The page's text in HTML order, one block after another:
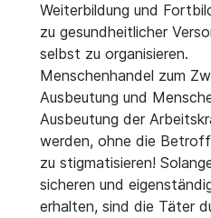
Weiterbildung und
zu gesundheitlicher
selbst zu organisieren.
Menschenhandel zum
Ausbeutung und
Ausbeutung der
werden, ohne die
zu stigmatisieren!
sicheren und
erhalten, sind die Täter